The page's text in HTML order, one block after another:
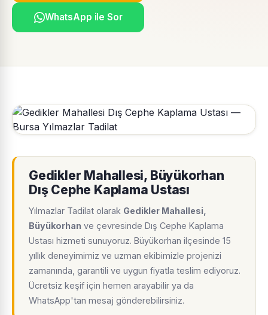
WhatsApp ile Sor
Gedikler Mahallesi, Büyükorhan
Dış Cephe Kaplama Ustası
Yılmazlar Tadilat olarak Gedikler Mahallesi,
Büyükorhan ve çevresinde Dış Cephe Kaplama
Ustası hizmeti sunuyoruz. Büyükorhan ilçesinde 15
yıllık deneyimimiz ve uzman ekibimizle projenizi
zamanında, garantili ve uygun fiyatla teslim ediyoruz.
Ücretsiz keşif için hemen arayabilir ya da
WhatsApp'tan mesaj gönderebilirsiniz.